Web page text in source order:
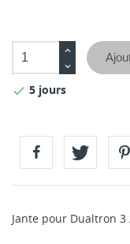
 5 jours
Jante pour Dualtron 3